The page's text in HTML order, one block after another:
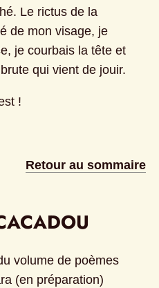
Le rictus de la
de mon visage, je
je courbais la tête et
qui vient de jouir.
!
Retour au sommaire
volume de poèmes
(en préparation)